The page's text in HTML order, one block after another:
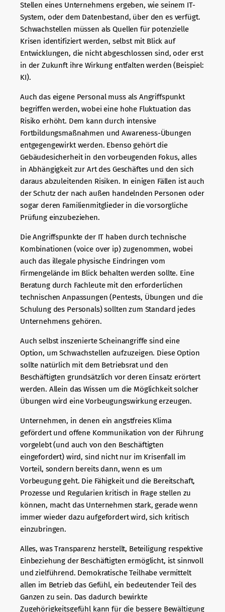
Stellen eines Unternehmens ergeben, wie seinem IT-
System, oder dem Datenbestand, über den es verfügt.
Schwachstellen müssen als Quellen für potenzielle
Krisen identifiziert werden, selbst mit Blick auf
Entwicklungen, die nicht abgeschlossen sind, oder erst
in der Zukunft ihre Wirkung entfalten werden (Beispiel:
KI).
Auch das eigene Personal muss als Angriffspunkt
begriffen werden, wobei eine hohe Fluktuation das
Risiko erhöht. Dem kann durch intensive
Fortbildungsmaßnahmen und Awareness-Übungen
entgegengewirkt werden. Ebenso gehört die
Gebäudesicherheit in den vorbeugenden Fokus, alles
in Abhängigkeit zur Art des Geschäftes und den sich
daraus abzuleitenden Risiken. In einigen Fällen ist auch
der Schutz der nach außen handelnden Personen oder
sogar deren Familienmitglieder in die vorsorgliche
Prüfung einzubeziehen.
Die Angriffspunkte der IT haben durch technische
Kombinationen (voice over ip) zugenommen, wobei
auch das illegale physische Eindringen vom
Firmengelände im Blick behalten werden sollte. Eine
Beratung durch Fachleute mit den erforderlichen
technischen Anpassungen (Pentests, Übungen und die
Schulung des Personals) sollten zum Standard jedes
Unternehmens gehören.
Auch selbst inszenierte Scheinangriffe sind eine
Option, um Schwachstellen aufzuzeigen. Diese Option
sollte natürlich mit dem Betriebsrat und den
Beschäftigten grundsätzlich vor deren Einsatz erörtert
werden. Allein das Wissen um die Möglichkeit solcher
Übungen wird eine Vorbeugungswirkung erzeugen.
Unternehmen, in denen ein angstfreies Klima
gefördert und offene Kommunikation von der Führung
vorgelebt (und auch von den Beschäftigten
eingefordert) wird, sind nicht nur im Krisenfall im
Vorteil, sondern bereits dann, wenn es um
Vorbeugung geht. Die Fähigkeit und die Bereitschaft,
Prozesse und Regularien kritisch in Frage stellen zu
können, macht das Unternehmen stark, gerade wenn
immer wieder dazu aufgefordert wird, sich kritisch
einzubringen.
Alles, was Transparenz herstellt, Beteiligung respektive
Einbeziehung der Beschäftigten ermöglicht, ist sinnvoll
und zielführend. Demokratische Teilhabe vermittelt
allen im Betrieb das Gefühl, ein bedeutender Teil des
Ganzen zu sein. Das dadurch bewirkte
Zugehörigkeitsgefühl kann für die bessere Bewältigung